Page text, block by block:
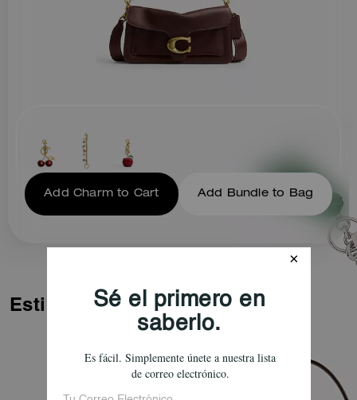
Add Charm to Cart Add Bundle to Bag
Estilos similares